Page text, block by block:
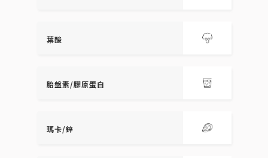
葉酸
胎盤素/膠原蛋白
瑪卡/鋅